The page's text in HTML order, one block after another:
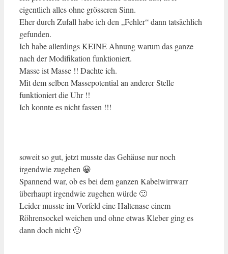
eigentlich alles ohne grösseren Sinn.
Eher durch Zufall habe ich den „Fehler“ dann tatsächlich
gefunden.
Ich habe allerdings KEINE Ahnung warum das ganze
nach der Modifikation funktioniert.
Masse ist Masse !! Dachte ich.
Mit dem selben Massepotential an anderer Stelle
funktioniert die Uhr !!
Ich konnte es nicht fassen !!!
soweit so gut, jetzt musste das Gehäuse nur noch
irgendwie zugehen 😀
Spannend war, ob es bei dem ganzen Kabelwirrwarr
überhaupt irgendwie zugehen würde 🙂
Leider musste im Vorfeld eine Haltenase einem
Röhrensockel weichen und ohne etwas Kleber ging es
dann doch nicht 🙂